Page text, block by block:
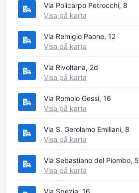
Via Policarpo Petrocchi, 8
Visa på karta
Via Remigio Paone, 12
Visa på karta
Via Rivoltana, 2d
Visa på karta
Via Romolo Gessi, 16
Visa på karta
Via S. Gerolamo Emiliani, 8
Visa på karta
Via Sebastiano del Piombo, 5
Visa på karta